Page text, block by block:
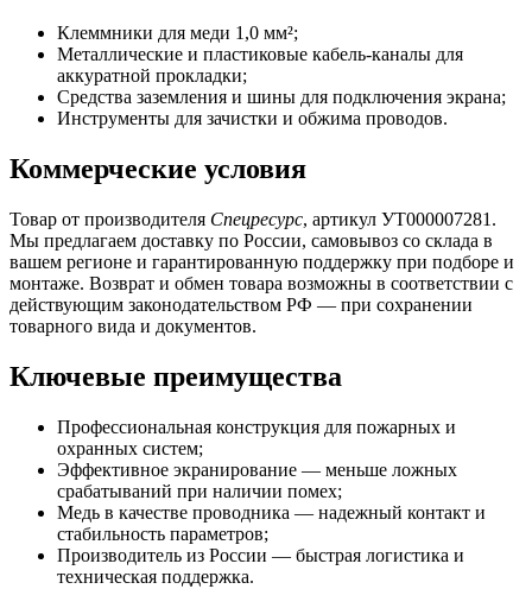
Клеммники для меди 1,0 мм²;
Металлические и пластиковые кабель-каналы для
аккуратной прокладки;
Средства заземления и шины для подключения экрана;
Инструменты для зачистки и обжима проводов.
Коммерческие условия
Товар от производителя Спецресурс, артикул УТ000007281.
Мы предлагаем доставку по России, самовывоз со склада в
вашем регионе и гарантированную поддержку при подборе и
монтаже. Возврат и обмен товара возможны в соответствии с
действующим законодательством РФ — при сохранении
товарного вида и документов.
Ключевые преимущества
Профессиональная конструкция для пожарных и
охранных систем;
Эффективное экранирование — меньше ложных
срабатываний при наличии помех;
Медь в качестве проводника — надежный контакт и
стабильность параметров;
Производитель из России — быстрая логистика и
техническая поддержка.